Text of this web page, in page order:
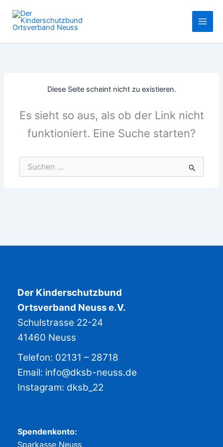
Inhalt
springen
Diese Seite scheint nicht zu existieren.
Es sieht so aus, als ob der Link nicht
funktioniert. Eine Suche starten?
Suchen
nach:
Der Kinderschutzbund
Ortsverband Neuss e.V.
Schulstrasse 22-24
41460 Neuss
Telefon: 02131 – 28718
Email: info@dksb-neuss.de
Instagram: dksb_22
Spendenkonto:
Sparkasse Neuss